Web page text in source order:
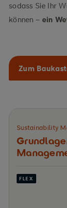
sodass Sie Ihr
können – ein
Zum
Sustainability
FLEX